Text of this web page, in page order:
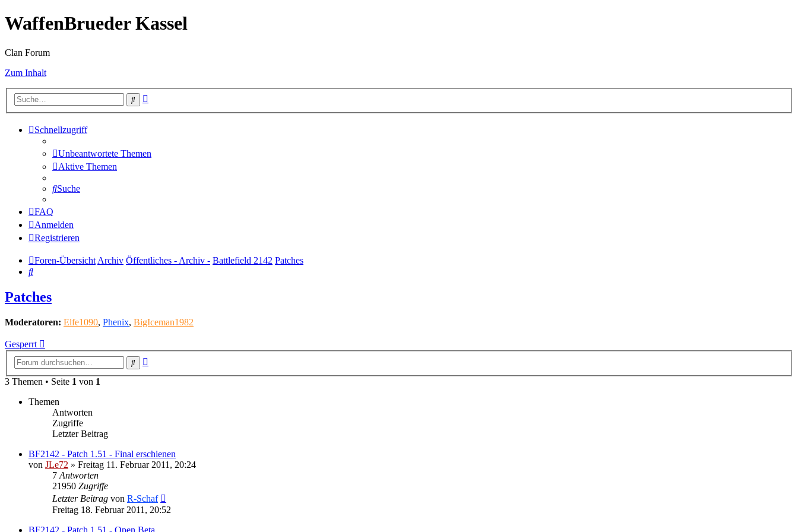
WaffenBrueder Kassel
Clan Forum
Zum Inhalt
Suche
Schnellzugriff
Unbeantwortete Themen
Aktive Themen
Suche
FAQ
Anmelden
Registrieren
Foren-ÜbersichtArchiv Öffentliches - Archiv - Battlefield 2142 Patches
Suche
Patches
Moderatoren: Elfe1090, Phenix, BigIceman1982
Gesperrt
Suche
3 Themen • Seite 1 von 1
Themen
Antworten
Zugriffe
Letzter Beitrag
BF2142 - Patch 1.51 - Final erschienen
von JLe72 » Freitag 11. Februar 2011, 20:24
7 Antworten
21950 Zugriffe
Letzter Beitrag von R-Schaf
Freitag 18. Februar 2011, 20:52
BF2142 - Patch 1.51 - Open Beta